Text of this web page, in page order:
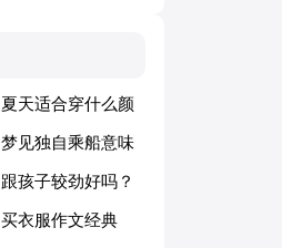
夏天适合穿什么颜
色胸罩
梦见独自乘船意味
着什么？
跟孩子较劲好吗？
再有能耐又能走多
买衣服作文经典